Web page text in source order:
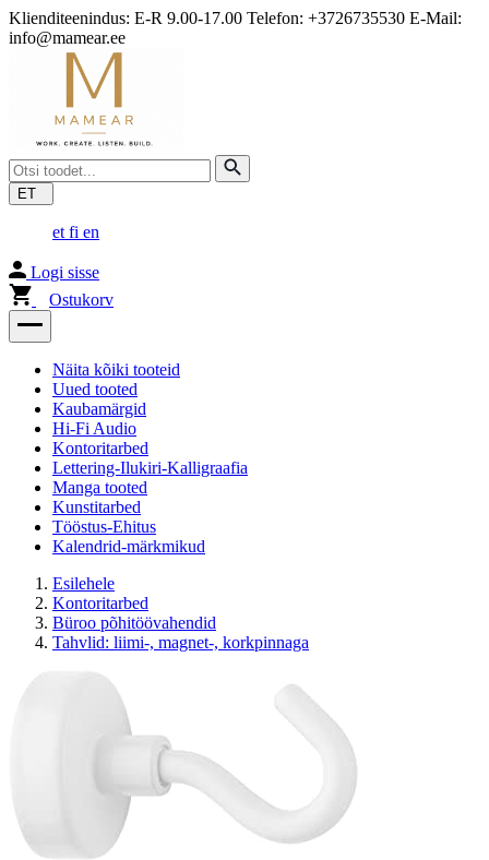
Klienditeenindus: E-R 9.00-17.00 Telefon: +3726735530 E-Mail:
info@mamear.ee
ET
et fi en
Logi sisse
Ostukorv
Näita kõiki tooteid
Uued tooted
Kaubamärgid
Hi-Fi Audio
Kontoritarbed
Lettering-Ilukiri-Kalligraafia
Manga tooted
Kunstitarbed
Tööstus-Ehitus
Kalendrid-märkmikud
Esilehele
Kontoritarbed
Büroo põhitöövahendid
Tahvlid: liimi-, magnet-, korkpinnaga